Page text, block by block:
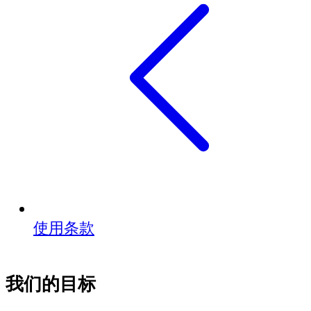
使用条款
我们的目标